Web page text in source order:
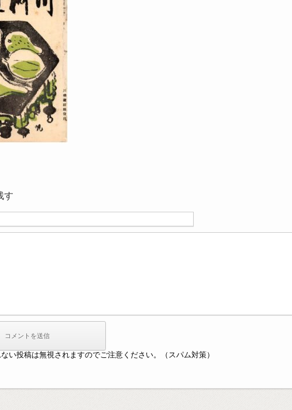
す
い投稿は無視されますのでご注意ください。（スパム対策）